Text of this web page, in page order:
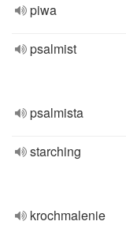
piwa
psalmist
psalmista
starching
krochmalenie